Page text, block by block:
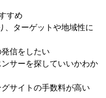
すめ
、ターゲットや地域性に
信をしたい
サーを探していいかわか
グサイトの手数料が高い